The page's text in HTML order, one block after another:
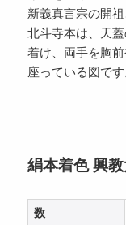
新義真言宗の開
北斗寺本は、天
着け、両手を胸
座っている図です
絹本着色 興
数